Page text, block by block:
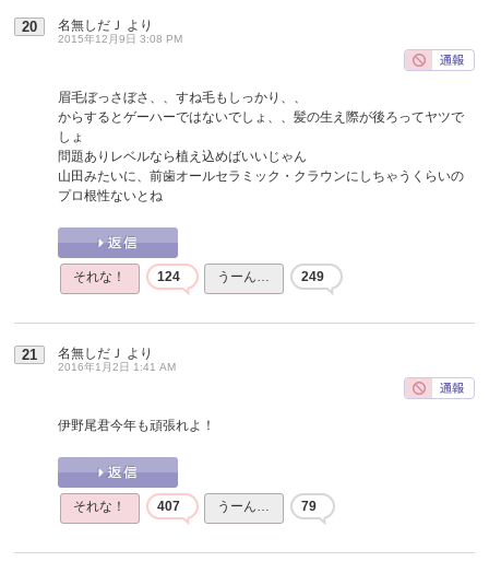
20 名無しだＪ より
2015年12月9日 3:08 PM
眉毛ぼっさぼさ、、すね毛もしっかり、、
からするとゲーハーではないでしょ、、髪の生え際が後ろってヤツで
しょ
問題ありレベルなら植え込めばいいじゃん
山田みたいに、前歯オールセラミック・クラウンにしちゃうくらいの
プロ根性ないとね
それな！ 124 うーん… 249
21 名無しだＪ より
2016年1月2日 1:41 AM
伊野尾君今年も頑張れよ！
それな！ 407 うーん… 79